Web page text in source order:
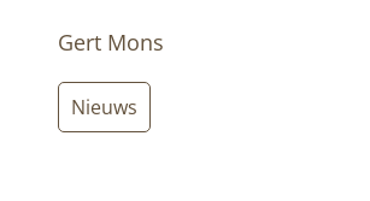
Gert Mons
Nieuws